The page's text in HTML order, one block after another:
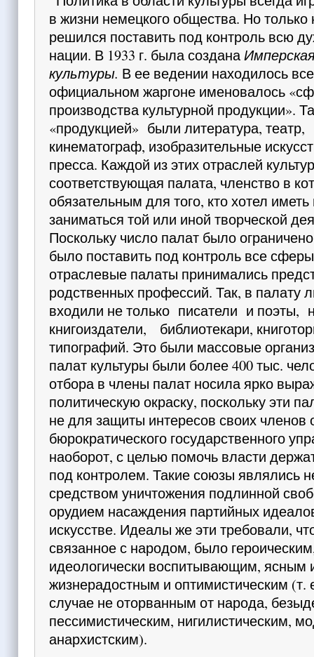
в жизни немецкого общества. Но
решился поставить под контроль всю
нации. В 1933 г. была создана
культуры. В ее ве­дении находилось
официальном жаргоне именова­лось
производства культурной продукции».
«продукцией» были литература,
кинемато­граф, изобразительные
пресса. Каждой из этих отраслей
соответствующая палата, членство в
обязательным для того, кто хотел
заниматься той или иной творческой
Поскольку число па­лат было
было поставить под контроль все
отраслевые палаты принимались
родственных профессий. Так, в палату
входили не только писатели и
книгоиздатели, библиотекари,
типог­рафий. Это были массовые
палат культу­ры были более 400 тыс.
отбора в члены палат носила ярко
политическую окраску, поскольку эти
не для защиты интересов своих членов
бюрократического госу­дарственного
наоборот, с целью помочь власти
под контролем. Такие союзы явля­лись
средством уничтожения подлинной
орудием насаждения партий­ных
искусстве. Идеалы же эти требовали,
связанное с народом, было
идеологически воспитывающим, ясным
жизнерадостным и оптимистическим (т.
случае не оторванным от народа,
пессимистическим, нигилистическим,
анархистским).